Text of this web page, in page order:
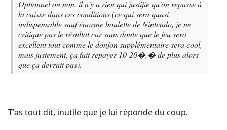
Optionnel ou non, il n'y a rien qui justifie qu'on repasse à
la caisse dans ces conditions (ce qui sera quasi
indispensable sauf énorme boulette de Nintendo, je ne
critique pas le résultat car sans doute que le jeu sera
excellent tout comme le donjon supplémentaire sera cool,
mais justement, ça fait repayer 10-20�,� de plus alors
que ça devrait pas).
T'as tout dit, inutile que je lui réponde du coup.